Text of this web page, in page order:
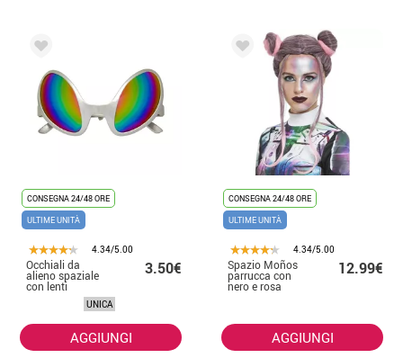
CONSEGNA 24/48 ORE
ULTIME UNITÀ
4.34/5.00
Occhiali da
alieno spaziale
con lenti
3.50€
UNICA
AGGIUNGI
CONSEGNA 24/48 ORE
ULTIME UNITÀ
4.34/5.00
Spazio Moños
parrucca con
nero e rosa
12.99€
AGGIUNGI